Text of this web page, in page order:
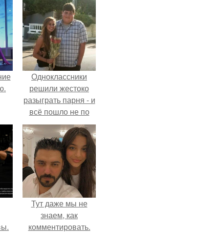
Одноклассники
решили жестоко
разыграть парня - и
всё пошло не по
плану.
Тут даже мы не
знаем, как
комментировать.